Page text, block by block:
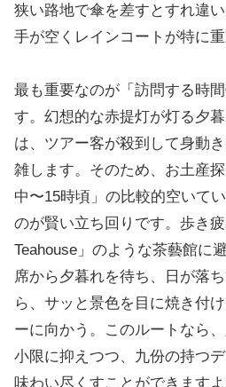
狭い路地で傘を差すとすれ違
手が空くレインコートが特に重
最も重要なのが「訪問する時
す。幻想的な赤提灯が灯る夕暮
は、ツアー客が殺到して身動
雑します。そのため、お土産
中〜15時頃」の比較的空いて
のが賢い立ち回りです。歩き
Teahouse」のような茶藝館に
席から夕暮れを待ち、日が落
ら、サッと景色を目に焼き付
ーに向かう。このルートなら
小限に抑えつつ、九份の持つ
味わい尽くすことができますよ